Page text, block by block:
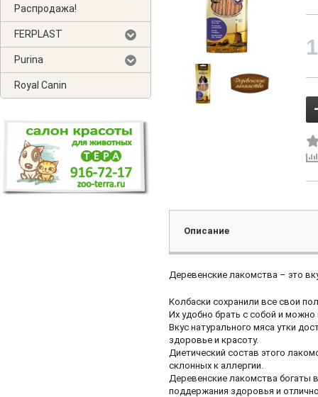
Распродажа!
FERPLAST
Purina
Royal Canin
Описание
Деревенские лакомства – это
Колбаски сохранили все свои
Их удобно брать с собой и
Вкус натурального мяса утки
здоровье и красоту.
Диетический состав этого
склонных к аллергии.
Деревенские лакомства богаты
поддержания здоровья и